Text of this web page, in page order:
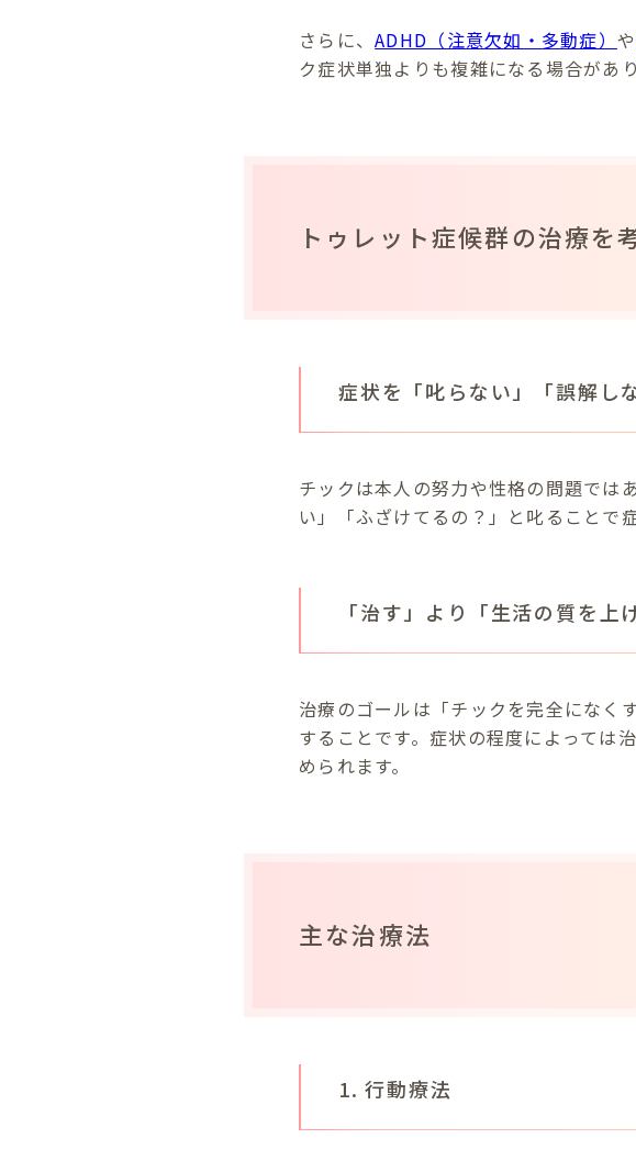
さらに、ADHD（注意欠如・多動症）や
ク症状単独よりも複雑になる場合があり
トゥレット症候群の治療を
症状を「叱らない」「誤解し
チックは本人の努力や性格の問題では
い」「ふざけてるの？」と叱ることで
「治す」より「生活の質を上
治療のゴールは「チックを完全になく
することです。症状の程度によっては
められます。
主な治療法
1. 行動療法